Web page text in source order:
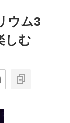
ウム3
しむ